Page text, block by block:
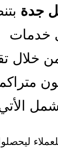
جدة
خدمات
خلال